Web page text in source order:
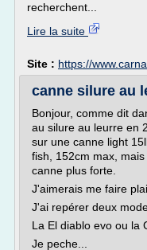
recherchent...
Lire la suite
Site : https://
canne silure au
Bonjour, comme dit
au silure au leurre en
sur une canne light
fish, 152cm max,
canne plus forte.
J'aimerais me faire
J'ai repérer deux
La El diablo evo ou la
Je peche...